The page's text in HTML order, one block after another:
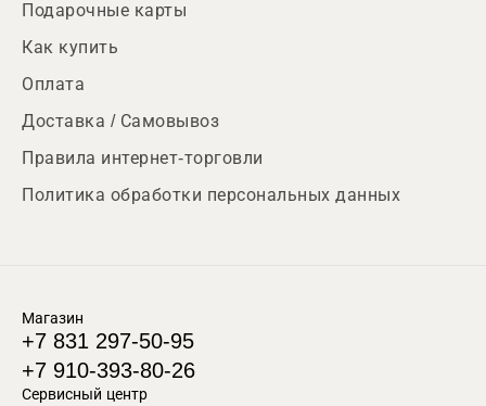
Подарочные карты
Как купить
Оплата
Доставка / Самовывоз
Правила интернет-торговли
Политика обработки персональных данных
Магазин
+7 831 297-50-95
+7 910-393-80-26
Сервисный центр